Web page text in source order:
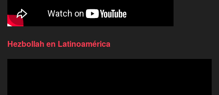
Hezbollah en Latinoamérica